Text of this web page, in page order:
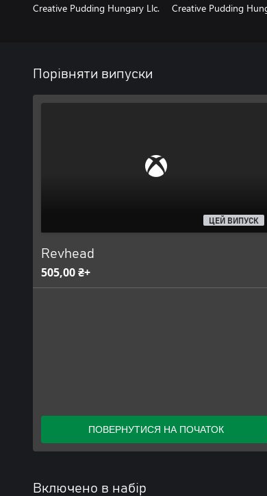
Creative Pudding Hungary Llc. Creative Pudding
Порівняти випуски
ЦЕЙ ВИПУСК
Revhead
505,00 ₴+
ПОВЕРНУТИСЯ НА ПОЧАТОК
Включено в набір